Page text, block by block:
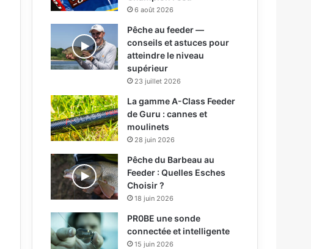
6 août 2026
Pêche au feeder —
conseils et astuces pour
atteindre le niveau
supérieur
23 juillet 2026
La gamme A-Class Feeder
de Guru : cannes et
moulinets
28 juin 2026
Pêche du Barbeau au
Feeder : Quelles Esches
Choisir ?
18 juin 2026
PR0BE une sonde
connectée et intelligente
15 juin 2026